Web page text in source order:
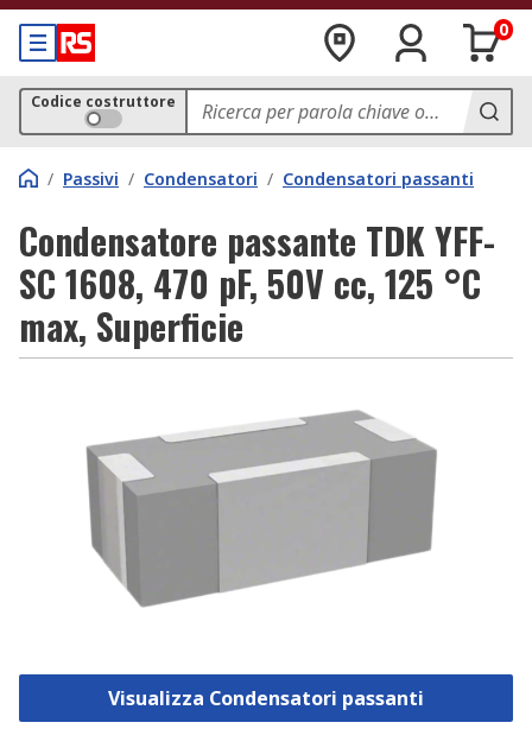
0
Codice costruttore
/ Passivi / Condensatori / Condensatori passanti
Condensatore passante TDK YFF-
SC 1608, 470 pF, 50V cc, 125 °C
max, Superficie
Visualizza Condensatori passanti